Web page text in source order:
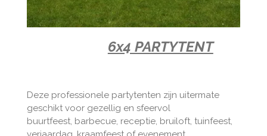
6x4 PARTYTENT
Deze professionele partytenten zijn uitermate
geschikt voor gezellig en sfeervol
buurtfeest, barbecue, receptie, bruiloft, tuinfeest,